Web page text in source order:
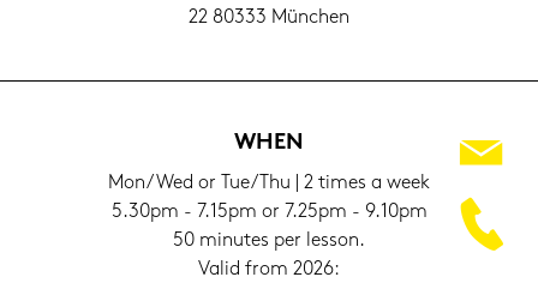
22 80333 Mün­chen
WHEN
Mon/Wed or Tue/Thu | 2 times a week
5.30pm - 7.15pm or 7.25pm - 9.10pm
50 mi­nu­tes per les­son.
Valid from 2026: